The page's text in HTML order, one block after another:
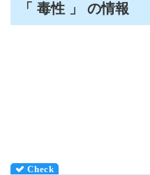
「 毒性 」 の情報